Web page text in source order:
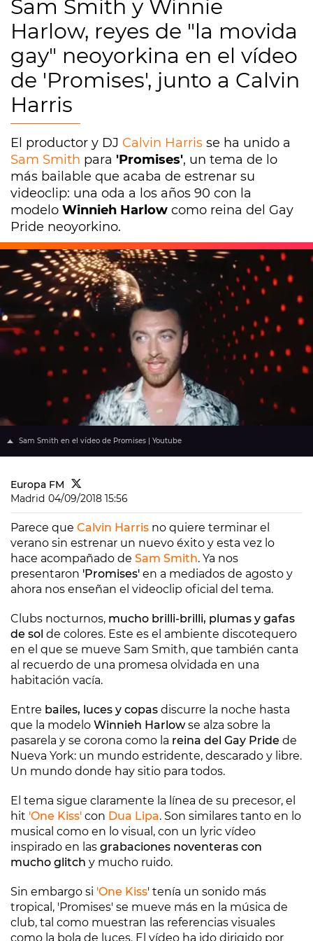
Sam Smith y Winnie
Harlow, reyes de "la movida
gay" neoyorkina en el vídeo
de 'Promises', junto a Calvin
Harris
El productor y DJ Calvin Harris se ha unido a
Sam Smith para 'Promises', un tema de lo
más bailable que acaba de estrenar su
videoclip: una oda a los años 90 con la
modelo Winnieh Harlow como reina del Gay
Pride neoyorkino.
Sam Smith en el vídeo de Promises | Youtube
Europa FM
Madrid 04/09/2018 15:56
Parece que Calvin Harris no quiere terminar el
verano sin estrenar un nuevo éxito y esta vez lo
hace acompañado de Sam Smith. Ya nos
presentaron 'Promises' en a mediados de agosto y
ahora nos enseñan el videoclip oficial del tema.
Clubs nocturnos, mucho brilli-brilli, plumas y gafas
de sol de colores. Este es el ambiente discotequero
en el que se mueve Sam Smith, que también canta
al recuerdo de una promesa olvidada en una
habitación vacía.
Entre bailes, luces y copas discurre la noche hasta
que la modelo Winnieh Harlowse alza sobre la
pasarela y se corona como la reina del Gay Pride de
Nueva York: un mundo estridente, descarado y libre.
Un mundo donde hay sitio para todos.
El tema sigue claramente la línea de su precesor, el
hit 'One Kiss' con Dua Lipa. Son similares tanto en lo
musical como en lo visual, con un lyric vídeo
inspirado en las grabaciones noventeras con
mucho glitch y mucho ruido.
Sin embargo si 'One Kiss' tenía un sonido más
tropical, 'Promises' se mueve más en la música de
club, tal como muestran las referencias visuales
como la bola de luces. El vídeo ha ido dirigido por